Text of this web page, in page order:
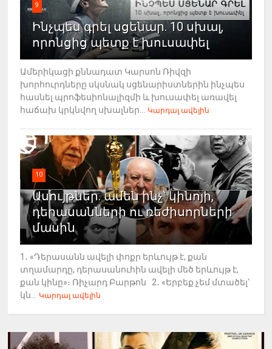
9
Ինչպես գրել սցենար. 10 սխալ,
որոնցից պետք է խուսափել
Ամերիկացի քննադատ Կարսոն Ռիվզի
խորհուրդները սկսնակ սցենարիստներին ինչպես
հասնել պրոֆեսիոնալիզմի և խուսափել առավել
հաճախ կրկնվող սխալներ...
Կարդալ ավելին
10
Ասույթներ. ամեն ինչ՝ կինոյի,
դերասանների ու ռեժիսորների
մասին
1․ «Դերասանն ավելի փոքր երևույթ է, քան
տղամարդը, դերասանուհին ավելի մեծ երևույթ է,
քան կինը»։ Ռիչարդ Բարթոն 2․ «Երբեք չեմ մտածել՝
կն...
Կարդալ ավելին